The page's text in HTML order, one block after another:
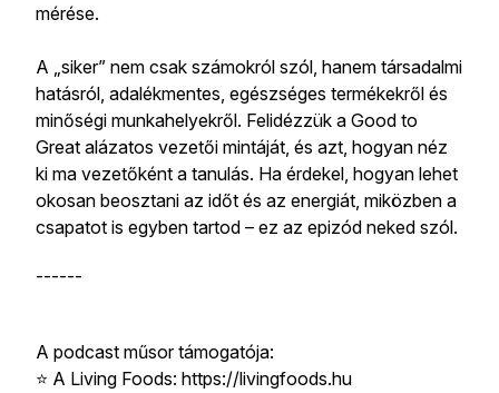
mérése.
A „siker” nem csak számokról szól, hanem társadalmi
hatásról, adalékmentes, egészséges termékekről és
minőségi munkahelyekről. Felidézzük a Good to
Great alázatos vezetői mintáját, és azt, hogyan néz
ki ma vezetőként a tanulás. Ha érdekel, hogyan lehet
okosan beosztani az időt és az energiát, miközben a
csapatot is egyben tartod – ez az epizód neked szól.
------
A podcast műsor támogatója:
⭐️ A Living Foods: https://livingfoods.hu